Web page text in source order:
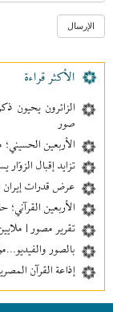
الأکثر قراءة
الزائرون يحيون
صور
الأربعين الحسيني؛
تزايد إقبال الزوّار
عرض قدرات إيران
الأربعين القرآني؛
تقرير مصور |
بالصور
إذاعة القرآن